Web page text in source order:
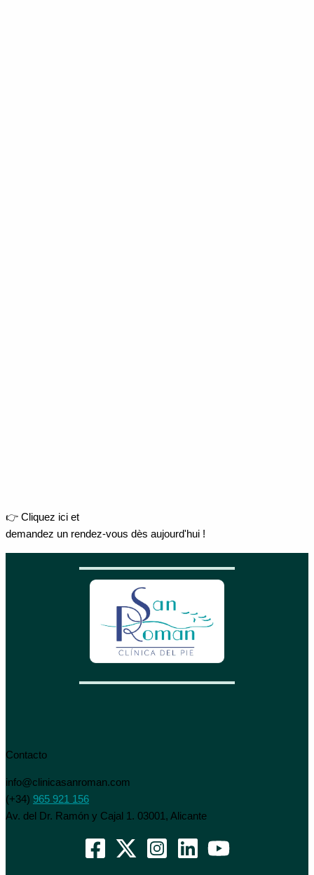
👉 Cliquez ici et
demandez un rendez-vous dès aujourd'hui !
Contacto
info@clinicasanroman.com
(+34) 965 921 156
Av. del Dr. Ramón y Cajal 1. 03001, Alicante